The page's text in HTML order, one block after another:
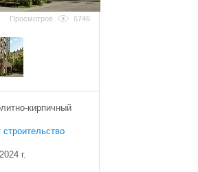
Просмотров 6746
кирпичный
строительство
г.